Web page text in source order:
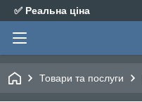
✅ Реальна ціна
Товари та послуги